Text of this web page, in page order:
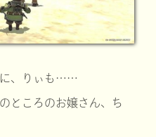
、りぃも……
ところのお嬢さん、ち